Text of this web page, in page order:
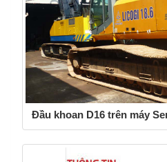
Đầu khoan D16 trên máy